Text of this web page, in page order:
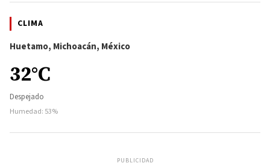
CLIMA
Huetamo, Michoacán, México
32°C
Despejado
Humedad: 53%
PUBLICIDAD